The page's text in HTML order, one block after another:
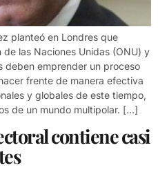
planteó en Londres que
las Naciones Unidas (ONU) y
deben emprender un proceso
frente de manera efectiva
y globales de este tiempo,
de un mundo multipolar. […]
contiene casi